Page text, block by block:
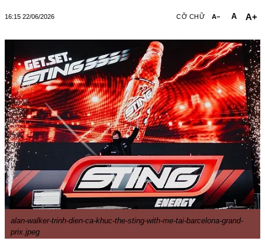
16:15 22/06/2026 CỠ CHỮ A− A A+
alan-walker-trinh-dien-ca-khuc-the-sting-with-me-tai-barcelona-grand-
prix.jpeg